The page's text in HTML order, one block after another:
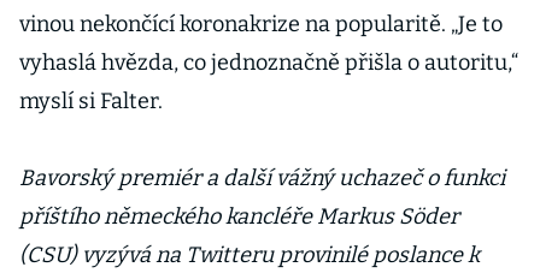
vinou nekončící koronakrize na popularitě. „Je to
vyhaslá hvězda, co jednoznačně přišla o autoritu,“
myslí si Falter.
Bavorský premiér a další vážný uchazeč o funkci
příštího německého kancléře Markus Söder
(CSU) vyzývá na Twitteru provinilé poslance k